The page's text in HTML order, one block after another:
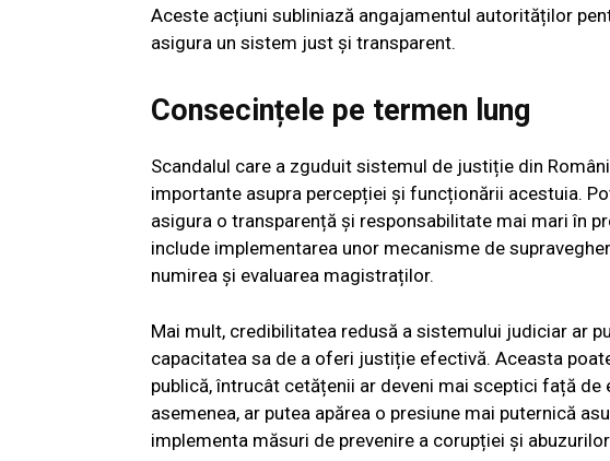
Aceste acțiuni subliniază angajamentul autorităților
asigura un sistem just și transparent.
Consecințele pe termen lung
Scandalul care a zguduit sistemul de justiție din
importante asupra percepției și funcționării acestuia.
asigura o transparență și responsabilitate mai mari în
include implementarea unor mecanisme de
numirea și evaluarea magistraților.
Mai mult, credibilitatea redusă a sistemului judiciar ar
capacitatea sa de a oferi justiție efectivă. Aceasta
publică, întrucât cetățenii ar deveni mai sceptici față
asemenea, ar putea apărea o presiune mai puternică
implementa măsuri de prevenire a corupției și